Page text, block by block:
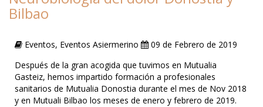
Bilbao
Eventos, Eventos Asiermerino
09 de Febrero de 2019
Después de la gran acogida que tuvimos en Mutualia
Gasteiz, hemos impartido formación a profesionales
sanitarios de Mutualia Donostia durante el mes de Nov 2018
y en Mutuali Bilbao los meses de enero y febrero de 2019.